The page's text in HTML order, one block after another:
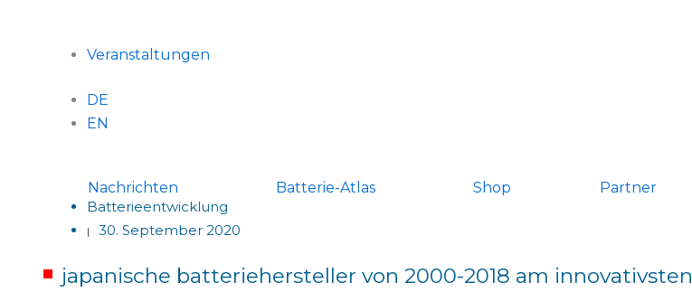
Veranstaltungen
DE
EN
Nachrichten Batterie-Atlas Shop Partner
Batterieentwicklung
| 30. September 2020
japanische batteriehersteller von 2000-2018 am innovativsten